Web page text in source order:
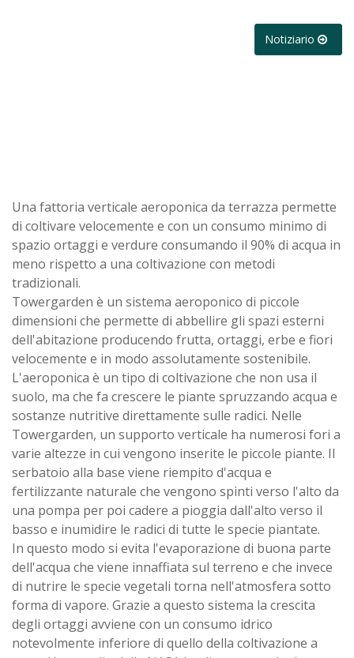
Notiziario
Una fattoria verticale aeroponica da terrazza permette
di coltivare velocemente e con un consumo minimo di
spazio ortaggi e verdure consumando il 90% di acqua in
meno rispetto a una coltivazione con metodi
tradizionali.
Towergarden è un sistema aeroponico di piccole
dimensioni che permette di abbellire gli spazi esterni
dell'abitazione producendo frutta, ortaggi, erbe e fiori
velocemente e in modo assolutamente sostenibile.
L'aeroponica è un tipo di coltivazione che non usa il
suolo, ma che fa crescere le piante spruzzando acqua e
sostanze nutritive direttamente sulle radici. Nelle
Towergarden, un supporto verticale ha numerosi fori a
varie altezze in cui vengono inserite le piccole piante. Il
serbatoio alla base viene riempito d'acqua e
fertilizzante naturale che vengono spinti verso l'alto da
una pompa per poi cadere a pioggia dall'alto verso il
basso e inumidire le radici di tutte le specie piantate.
In questo modo si evita l'evaporazione di buona parte
dell'acqua che viene innaffiata sul terreno e che invece
di nutrire le specie vegetali torna nell'atmosfera sotto
forma di vapore. Grazie a questo sistema la crescita
degli ortaggi avviene con un consumo idrico
notevolmente inferiore di quello della coltivazione a